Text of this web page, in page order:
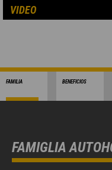
VIDEO
FAMILIA BENEFICIOS
FAMIGLIA